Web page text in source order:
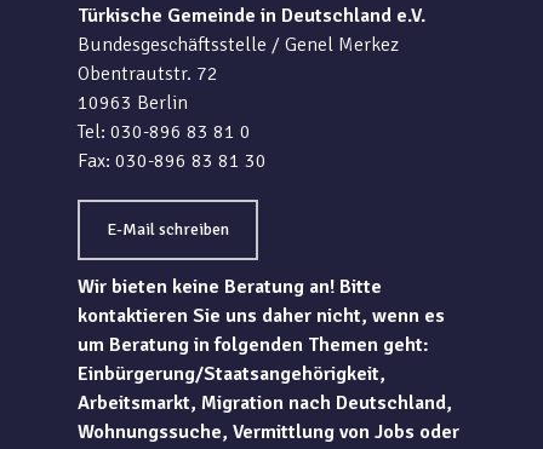
Türkische Gemeinde in Deutschland e.V.
Bundesgeschäftsstelle / Genel Merkez
Obentrautstr. 72
10963 Berlin
Tel: 030-896 83 81 0
Fax: 030-896 83 81 30
E-Mail schreiben
Wir bieten keine Beratung an! Bitte
kontaktieren Sie uns daher nicht, wenn es
um Beratung in folgenden Themen geht:
Einbürgerung/Staatsangehörigkeit,
Arbeitsmarkt, Migration nach Deutschland,
Wohnungssuche, Vermittlung von Jobs oder